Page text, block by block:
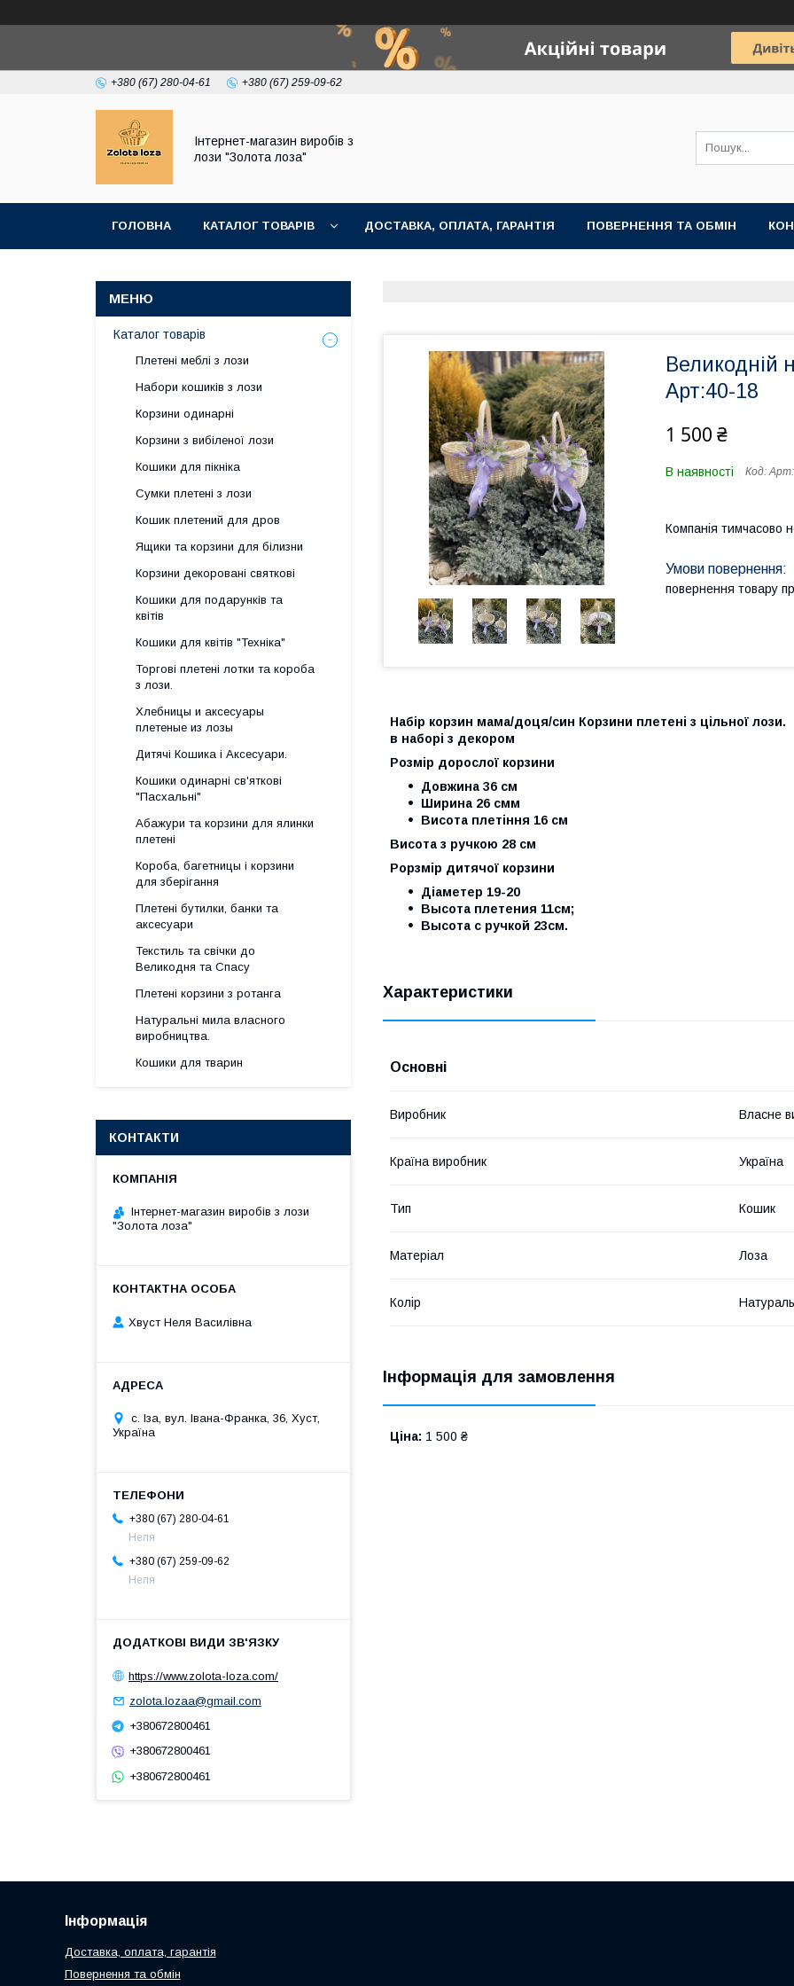
+380 (67) 280-04-61 +380 (67) 259-09-62
Інтернет-магазин виробів з
лози "Золота лоза"
ГОЛОВНА КАТАЛОГ ТОВАРІВ ДОСТАВКА, ОПЛАТА, ГАРАНТІЯ ПОВЕРНЕННЯ ТА ОБМІН
Великодній
Арт:40-18
1 500 ₴
В наявності Код:
Компанія тимчасово
повернення товару
Набір корзин мама/доця/син Корзини плетені з цільної лози.
в наборі з декором
Розмір дорослої корзини
Довжина 36 см
Ширина 26 смм
Висота плетіння 16 см
Висота з ручкою 28 см
Рорзмір дитячої корзини
Діаметер 19-20
Высота плетения 11см;
Высота с ручкой 23см.
Характеристики
Основні
Виробник Власне
Країна виробник Україна
Тип Кошик
Матеріал Лоза
Колір
Інформація для замовлення
Ціна: 1 500 ₴
Каталог товарів
Плетені меблі з лози
Набори кошиків з лози
Корзини одинарні
Корзини з вибіленої лози
Кошики для пікніка
Сумки плетені з лози
Кошик плетений для дров
Ящики та корзини для білизни
Корзини декоровані святкові
Кошики для подарунків та
квітів
Кошики для квітів "Техніка"
Торгові плетені лотки та короба
з лози.
Хлебницы и аксесуары
плетеные из лозы
Дитячі Кошика і Аксесуари.
Кошики одинарні св'яткові
"Пасхальні"
Абажури та корзини для ялинки
плетені
Короба, багетницы і корзини
для зберігання
Плетені бутилки, банки та
аксесуари
Текстиль та свічки до
Великодня та Спасу
Плетені корзини з ротанга
Натуральні мила власного
виробництва.
Кошики для тварин
КОНТАКТИ
Інтернет-магазин виробів з лози
"Золота лоза"
Хвуст Неля Василівна
с. Іза, вул. Івана-Франка, 36, Хуст,
Україна
+380 (67) 280-04-61
Неля
+380 (67) 259-09-62
Неля
https://www.zolota-loza.com/
zolota.lozaa@gmail.com
+380672800461
+380672800461
+380672800461
Інформація
Доставка, оплата, гарантія
Повернення та обмін